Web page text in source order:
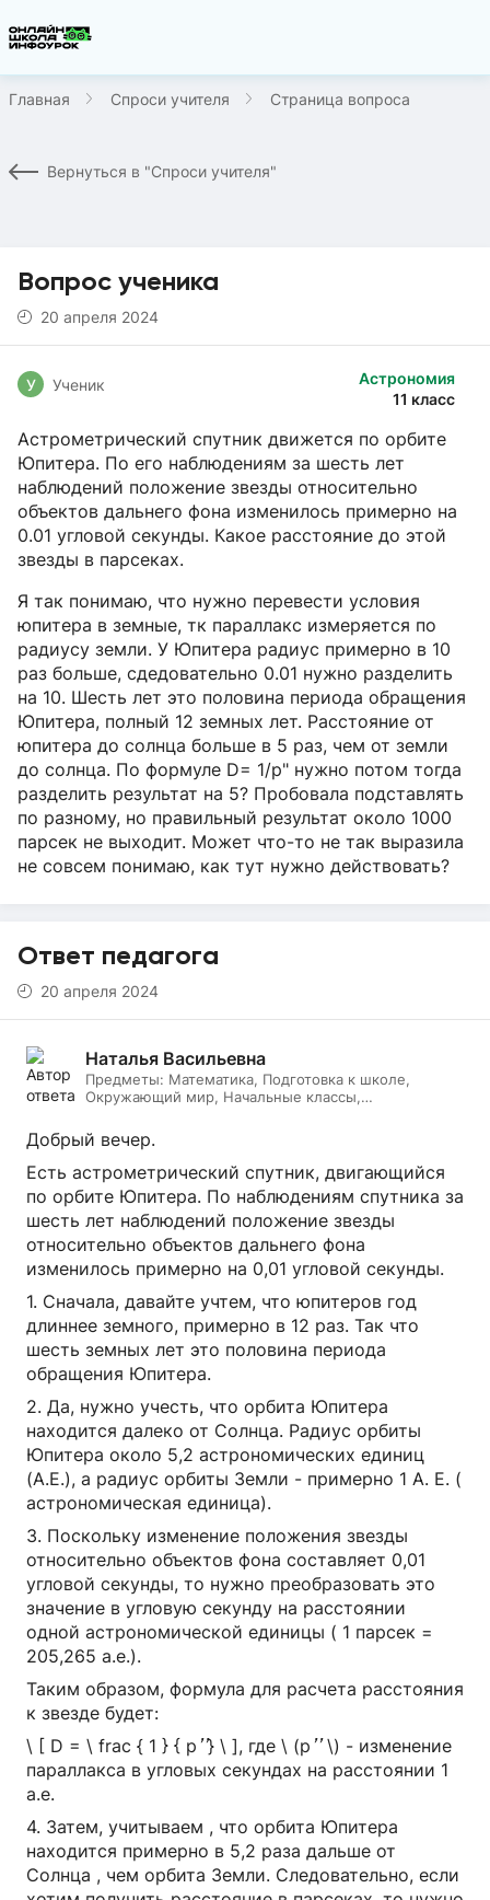
Главная Спроси учителя Страница вопроса
Вернуться в "Спроси учителя"
Вопрос ученика
20 апреля 2024
Астрономия
11 класс
У Ученик
Астрометрический спутник движется по орбите
Юпитера. По его наблюдениям за шесть лет
наблюдений положение звезды относительно
объектов дальнего фона изменилось примерно на
0.01 угловой секунды. Какое расстояние до этой
звезды в парсеках.
Я так понимаю, что нужно перевести условия
юпитера в земные, тк параллакс измеряется по
радиусу земли. У Юпитера радиус примерно в 10
раз больше, сдедовательно 0.01 нужно разделить
на 10. Шесть лет это половина периода обращения
Юпитера, полный 12 земных лет. Расстояние от
юпитера до солнца больше в 5 раз, чем от земли
до солнца. По формуле D= 1/p" нужно потом тогда
разделить результат на 5? Пробовала подставлять
по разному, но правильный результат около 1000
парсек не выходит. Может что-то не так выразила
не совсем понимаю, как тут нужно действовать?
Ответ педагога
20 апреля 2024
Наталья Васильевна
Предметы: Математика, Подготовка к школе,
Окружающий мир, Начальные классы,
Добрый вечер.
Есть астрометрический спутник, двигающийся
по орбите Юпитера. По наблюдениям спутника за
шесть лет наблюдений положение звезды
относительно объектов дальнего фона
изменилось примерно на 0,01 угловой секунды.
1. Сначала, давайте учтем, что юпитеров год
длиннее земного, примерно в 12 раз. Так что
шесть земных лет это половина периода
обращения Юпитера.
2. Да, нужно учесть, что орбита Юпитера
находится далеко от Солнца. Радиус орбиты
Юпитера около 5,2 астрономических единиц
(А.Е.), а радиус орбиты Земли - примерно 1 А. Е. (
астрономическая единица).
3. Поскольку изменение положения звезды
относительно объектов фона составляет 0,01
угловой секунды, то нужно преобразовать это
значение в угловую секунду на расстоянии
одной астрономической единицы ( 1 парсек =
205,265 а.е.).
Таким образом, формула для расчета расстояния
к звезде будет:
\ [ D = \ frac { 1 } { p ''
″} \ ], где \ (р ''
″\) - изменение
параллакса в угловых секундах на расстоянии 1
а.е.
4. Затем, учитываем , что орбита Юпитера
находится примерно в 5,2 раза дальше от
Солнца , чем орбита Земли. Следовательно, если